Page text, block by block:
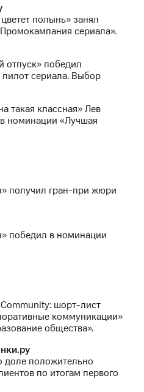
полынь» занял
сериала».
отпуск» победил
сериала. Выбор
такая классная» Лев
номинации «Лучшая
получил гран-при жюри
победил в номинации
шорт-лист
коммуникации»
общества».
положительно
по итогам первого